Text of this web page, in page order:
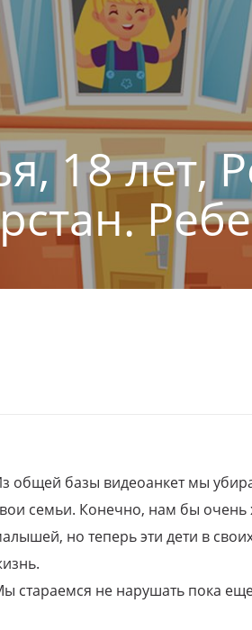
18 лет,
общей базы видеоанкет мы
семьи. Конечно, нам бы очень
но теперь эти дети в
стараемся не нарушать пока